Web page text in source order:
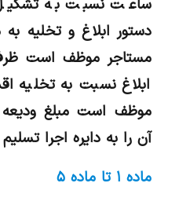
ساعت نسبت به
دستور ابلاغ و تخلیه به
ابلاغ نسبت به تخلیه
موظف است مبلغ
آن را به دایره اجرا
ماده ۱ تا ماده ۵